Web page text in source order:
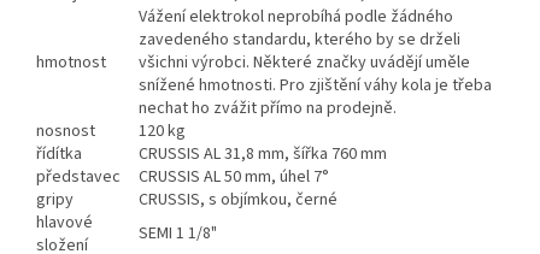
hmotnost
Vážení elektrokol neprobíhá podle žádného
zavedeného standardu, kterého by se drželi
všichni výrobci. Některé značky uvádějí uměle
snížené hmotnosti. Pro zjištění váhy kola je třeba
nechat ho zvážit přímo na prodejně.
nosnost
120 kg
řídítka
CRUSSIS AL 31,8 mm, šířka 760 mm
představec
CRUSSIS AL 50 mm, úhel 7°
gripy
CRUSSIS, s objímkou, černé
hlavové
složení
SEMI 1 1/8"